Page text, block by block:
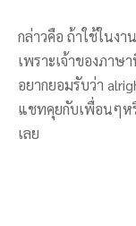
กล่าวคือ ถ้าใช้ในง
เพราะเจ้าของภาษ
อยากยอมรับว่า
แชทคุยกับเพื่อนๆห
เลย